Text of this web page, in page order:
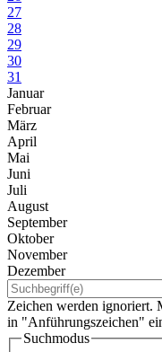
27
28
29
30
31
Januar
Februar
März
April
Mai
Juni
Juli
August
September
Oktober
November
Dezember
Zeichen werden ignoriert.
in "Anführungszeichen"
Suchmodus